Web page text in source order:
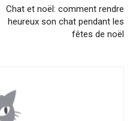
Chat et noël: comment rendre
heureux son chat pendant les
fêtes de noël